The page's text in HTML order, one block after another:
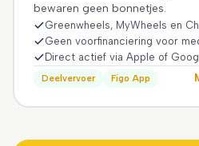
bewaren geen bonnetjes.
Greenwheels, MyWheels en
Geen voorfinanciering voor
Direct actief via Apple of
Deelvervoer Figo App